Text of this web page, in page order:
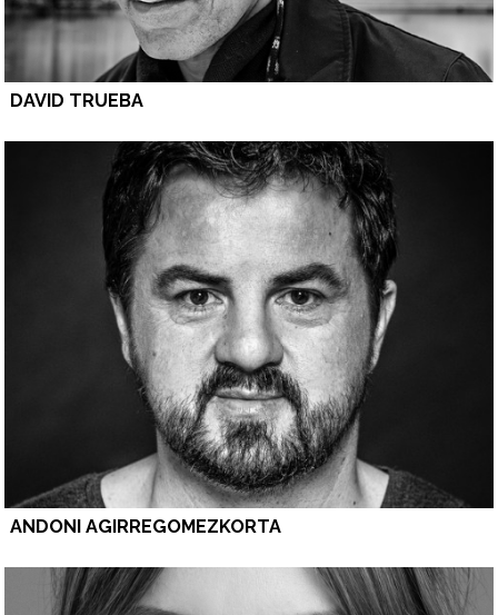
DAVID TRUEBA
ANDONI AGIRREGOMEZKORTA